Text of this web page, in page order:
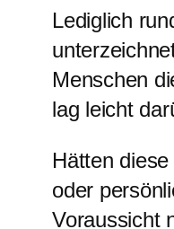
Lediglich
Menschen
lag leicht
Hätten
oder
Voraussicht